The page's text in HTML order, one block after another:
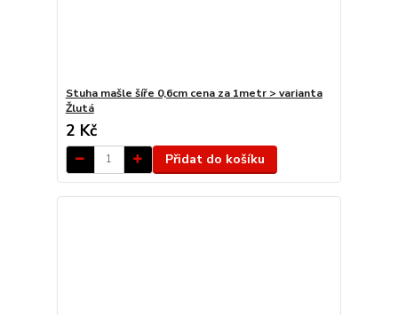
Stuha mašle šíře 0,6cm cena za 1metr > varianta
Žlutá
2 Kč
Přidat do košíku